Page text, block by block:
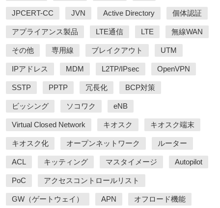
JPCERT-CC JVN Active Directory 個体認証
アプライアンス製品 LTE通信 LTE 無線WAN
その他 専用線 ブレイクアウト UTM
IPアドレス MDM L2TP/IPsec OpenVPN
SSTP PPTP 冗長化 BCP対策
ビッシング ソコワク eNB
Virtual Closed Network キオスク キオスク端末
キオスク化 オープンネットワーク ルーター
ACL キッティング マスタイメージ Autopilot
PoC アクセスコントロールリスト
GW（ゲートウェイ） APN オフロード機能